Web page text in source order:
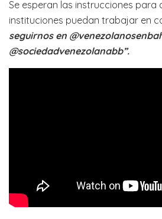
Se esperan las instrucciones para
instituciones puedan trabajar en
seguirnos en
@sociedadvenezolanabb”.